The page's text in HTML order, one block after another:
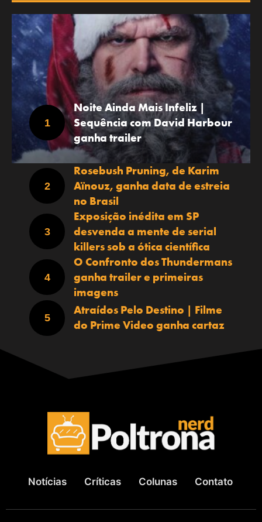
Noite Ainda Mais Infeliz |
Sequência com David Harbour
ganha trailer
Rosebush Pruning, de Karim
Aïnouz, ganha data de estreia
no Brasil
Exposição inédita em SP
desvenda a mente de serial
killers sob a ótica científica
O Confronto dos Thundermans
ganha trailer e primeiras
imagens
Atraídos Pelo Destino | Filme
do Prime Video ganha cartaz
Notícias Críticas Colunas Contato